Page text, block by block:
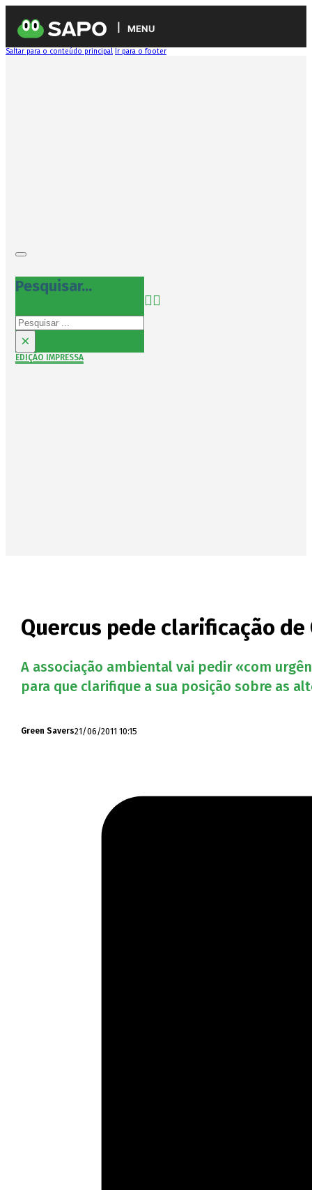
MENU
Saltar para o conteúdo principal Ir para o footer
Pesquisar...
Pesquisar
×
EDIÇÃO IMPRESSA
Quercus pede clarificação
A associação ambiental vai pedir «com
para que clarifique a sua posição sobre as
Green Savers21/06/2011 10:15